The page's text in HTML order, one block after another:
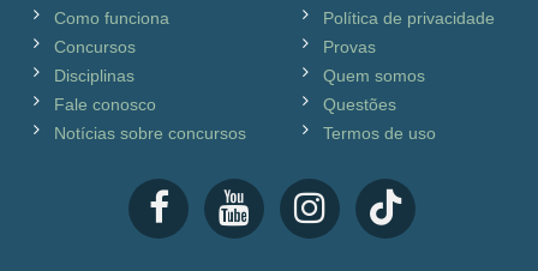
Como funciona
Concursos
Disciplinas
Fale conosco
Notícias sobre concursos
Política de privacidade
Provas
Quem somos
Questões
Termos de uso